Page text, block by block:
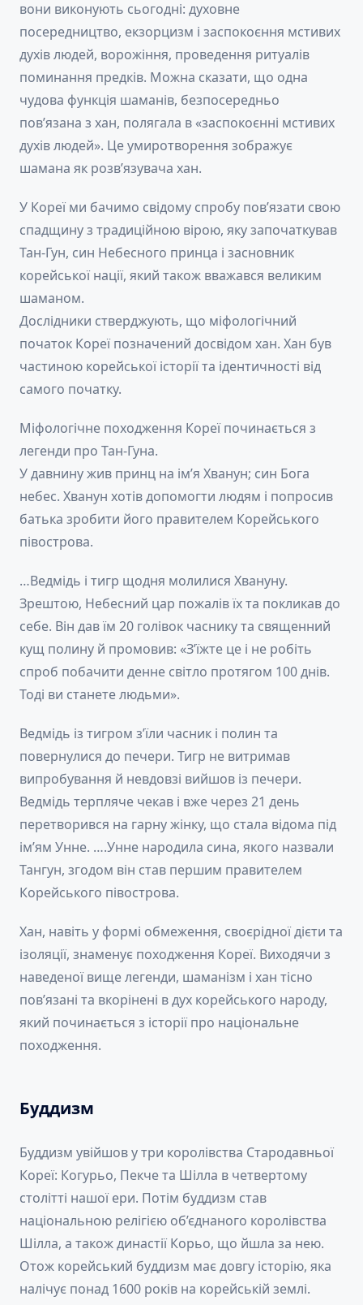
вони виконують сьогодні: духовне
посередництво, екзорцизм і заспокоєння мстивих
духів людей, ворожіння, проведення ритуалів
поминання предків. Можна сказати, що одна
чудова функція шаманів, безпосередньо
пов’язана з хан, полягала в «заспокоєнні мстивих
духів людей». Це умиротворення зображує
шамана як розв’язувача хан.
У Кореї ми бачимо свідому спробу пов’язати свою
спадщину з традиційною вірою, яку започаткував
Тан-Гун, син Небесного принца і засновник
корейської нації, який також вважався великим
шаманом.
Дослідники стверджують, що міфологічний
початок Кореї позначений досвідом хан. Хан був
частиною корейської історії та ідентичності від
самого початку.
Міфологічне походження Кореї починається з
легенди про Тан-Гуна.
У давнину жив принц на ім’я Хванун; син Бога
небес. Хванун хотів допомогти людям і попросив
батька зробити його правителем Корейського
півострова.
…Ведмідь і тигр щодня молилися Хвануну.
Зрештою, Небесний цар пожалів їх та покликав до
себе. Він дав їм 20 голівок часнику та священний
кущ полину й промовив: «З’їжте це і не робіть
спроб побачити денне світло протягом 100 днів.
Тоді ви станете людьми».
Ведмідь із тигром з’їли часник і полин та
повернулися до печери. Тигр не витримав
випробування й невдовзі вийшов із печери.
Ведмідь терпляче чекав і вже через 21 день
перетворився на гарну жінку, що стала відома під
ім’ям Унне. ….Унне народила сина, якого назвали
Тангун, згодом він став першим правителем
Корейського півострова.
Хан, навіть у формі обмеження, своєрідної дієти та
ізоляції, знаменує походження Кореї. Виходячи з
наведеної вище легенди, шаманізм і хан тісно
пов’язані та вкорінені в дух корейського народу,
який починається з історії про національне
походження.
Буддизм
Буддизм увійшов у три королівства Стародавньої
Кореї: Когурьо, Пекче та Шілла в четвертому
столітті нашої ери. Потім буддизм став
національною релігією об’єднаного королівства
Шілла, а також династії Корьо, що йшла за нею.
Отож корейський буддизм має довгу історію, яка
налічує понад 1600 років на корейській землі.